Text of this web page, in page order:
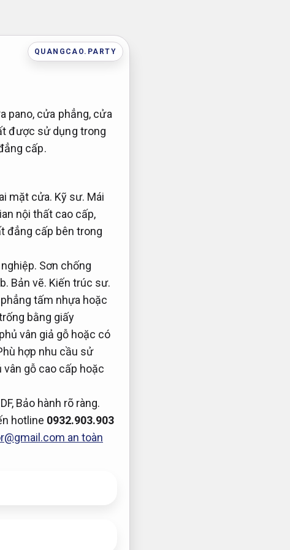
QUANGCAO.PARTY
pano, cửa phẳng, cửa
được sử dụng trong
cấp.
mặt cửa. Kỹ sư. Mái
nội thất cao cấp,
đẳng cấp bên trong
Sơn chống
Bản vẽ. Kiến trúc sư.
tấm nhựa hoặc
bằng giấy
phủ vân giả gỗ hoặc có
hợp nhu cầu sử
vân gỗ cao cấp hoặc
Bảo hành rõ ràng.
hotline 0932.903.903
an toàn